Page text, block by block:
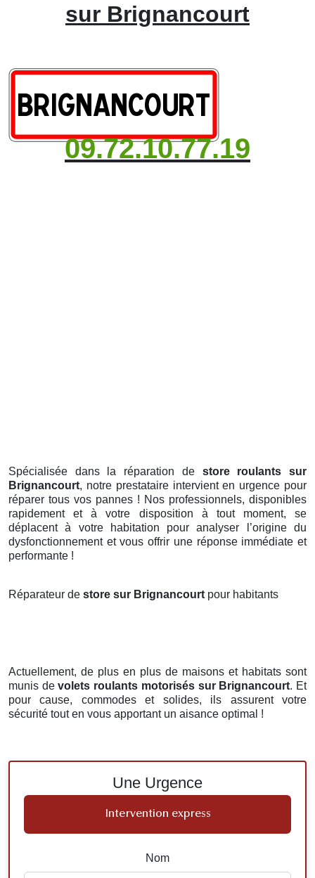
sur Brignancourt
09.72.10.77.19
Spécialisée dans la réparation de store roulants sur
Brignancourt, notre prestataire intervient en urgence pour
réparer tous vos pannes ! Nos professionnels, disponibles
rapidement et à votre disposition à tout moment, se
déplacent à votre habitation pour analyser l’origine du
dysfonctionnement et vous offrir une réponse immédiate et
performante !
Réparateur de store sur Brignancourt pour habitants
Actuellement, de plus en plus de maisons et habitats sont
munis devolets roulants motorisés sur Brignancourt. Et
pour cause, commodes et solides, ils assurent votre
sécurité tout en vous apportant un aisance optimal !
Une Urgence
Intervention express
Nom